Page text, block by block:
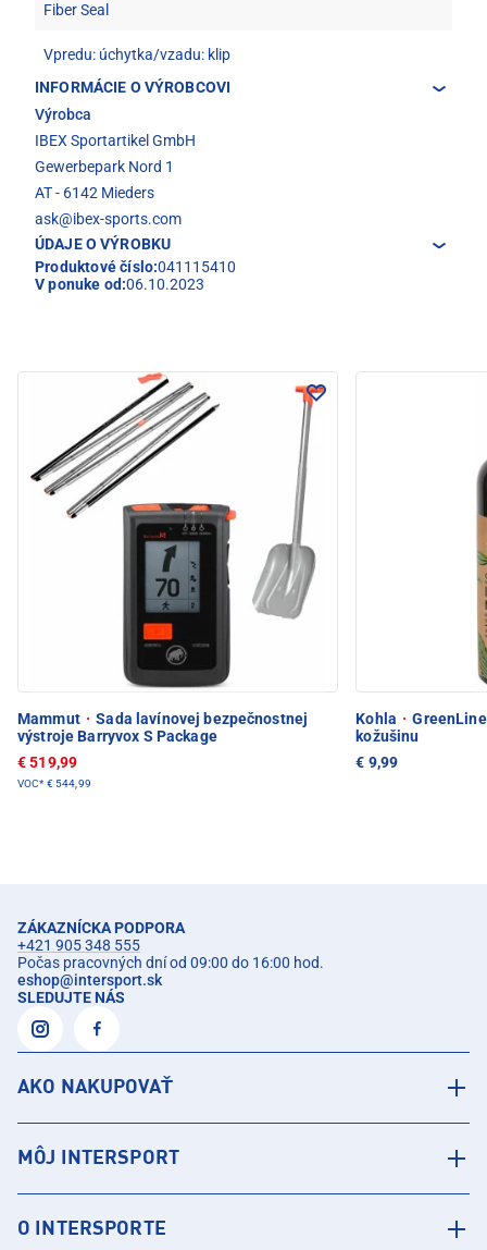
Fiber Seal
Vpredu: úchytka/vzadu: klip
INFORMÁCIE O VÝROBCOVI
Výrobca
IBEX Sportartikel GmbH
Gewerbepark Nord 1
AT - 6142 Mieders
ask@ibex-sports.com
ÚDAJE O VÝROBKU
Produktové číslo:041115410
V ponuke od:06.10.2023
Mammut · Sada lavínovej bezpečnostnej
výstroje Barryvox S Package
€ 519,99
VOC* € 544,99
Kohla ·
kožušinu
€ 9,99
ZÁKAZNÍCKA PODPORA
+421 905 348 555
Počas pracovných dní od 09:00 do 16:00 hod.
eshop@intersport.sk
SLEDUJTE NÁS
AKO NAKUPOVAŤ
MÔJ INTERSPORT
O INTERSPORTE